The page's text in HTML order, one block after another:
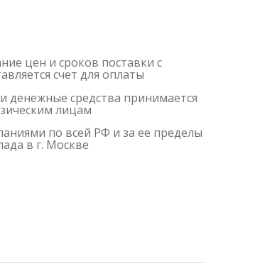
цен и сроков поставки с
счет для оплаты
денежные средства принимается
лицам
по всей РФ и за ее пределы
в г. Москве